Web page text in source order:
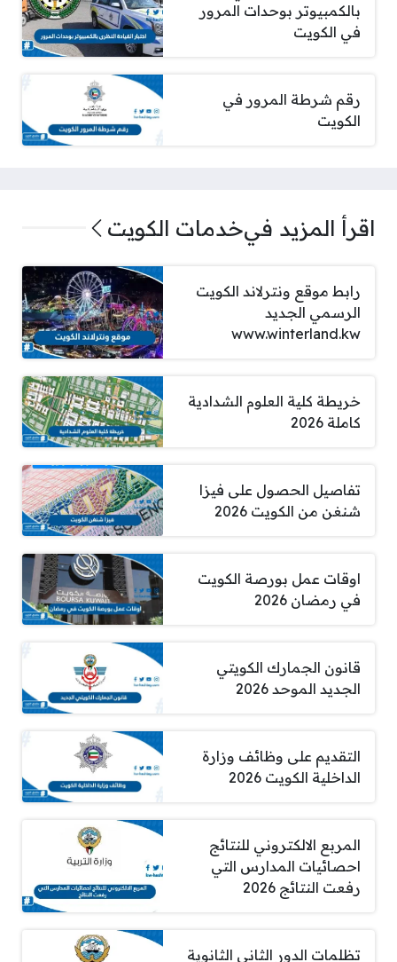
بالكمبيوتر بوحدات المرور
في الكويت
رقم شرطة المرور في
الكويت
اقرأ المزيد فيخدمات الكويت
رابط موقع ونترلاند الكويت
الرسمي الجديد
www.winterland.kw
خريطة كلية العلوم الشدادية
كاملة 2026
تفاصيل الحصول على فيزا
شنغن من الكويت 2026
اوقات عمل بورصة الكويت
في رمضان 2026
قانون الجمارك الكويتي
الجديد الموحد 2026
التقديم على وظائف وزارة
الداخلية الكويت 2026
المربع الالكتروني للنتائج
احصائيات المدارس التي
رفعت النتائج 2026
تظلمات الدور الثاني الثانوية